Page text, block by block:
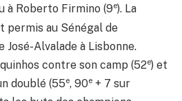
à Roberto Firmino (9e). La
permis au Sénégal de
José-Alvalade à Lisbonne.
contre son camp (52e) et
doublé (55e, 90e + 7 sur